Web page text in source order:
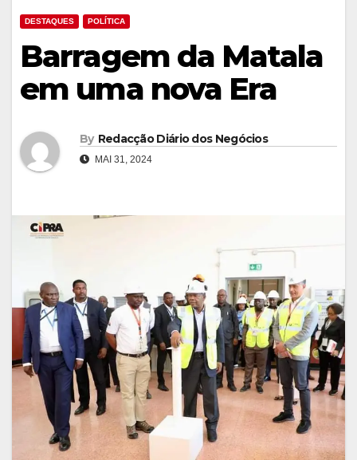
DESTAQUES POLÍTICA
Barragem da Matala
em uma nova Era
By Redacção Diário dos Negócios
MAI 31, 2024